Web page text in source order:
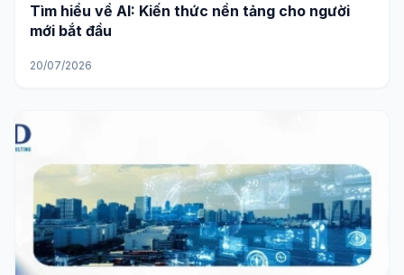
Tìm hiểu về AI: Kiến thức nền tảng cho người
mới bắt đầu
20/07/2026